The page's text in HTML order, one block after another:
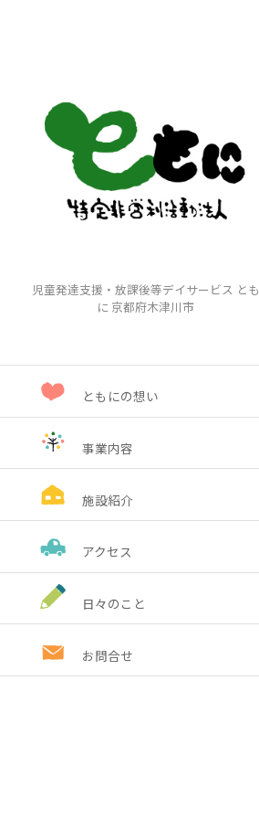
児童発達支援・放課後等デイサービス とも
に 京都府木津川市
ともにの想い
事業内容
施設紹介
アクセス
日々のこと
お問合せ